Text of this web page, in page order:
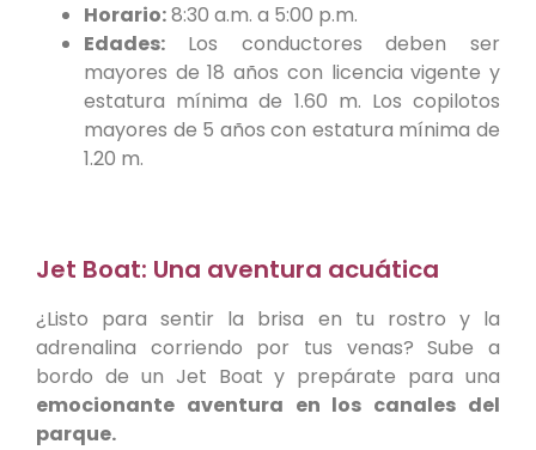
Horario:8:30 a.m. a 5:00 p.m.
Edades: Los conductores deben ser
mayores de 18 años con licencia vigente y
estatura mínima de 1.60 m. Los copilotos
mayores de 5 años con estatura mínima de
1.20 m.
Jet Boat: Una aventura acuática
¿Listo para sentir la brisa en tu rostro y la
adrenalina corriendo por tus venas? Sube a
bordo de un Jet Boat y prepárate para una
emocionante aventura en los canales del
parque.